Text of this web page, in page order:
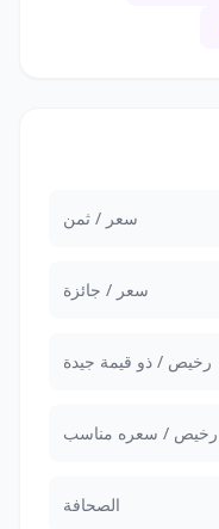
سعر / ثمن
سعر / جائزة
رخيص / ذو قيمة جيدة
رخيص / سعره مناسب
الصحافة